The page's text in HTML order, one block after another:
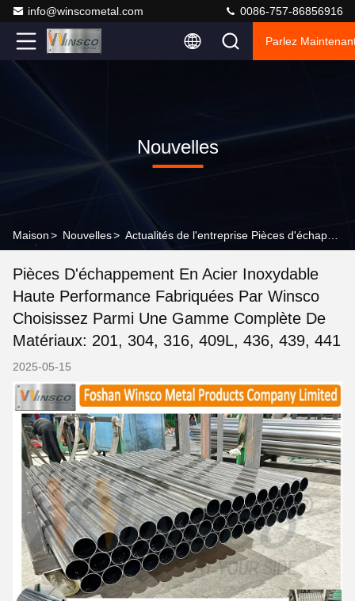
info@winscometal.com 0086-757-86856916
Parlez
Nouvelles
Maison> Nouvelles>
Pièces D'échappement En Acier Inoxydable
Haute Performance Fabriquées Par Winsco
Choisissez Parmi Une Gamme Complète De
Matériaux: 201, 304, 316, 409L, 436, 439, 441
2025-05-15